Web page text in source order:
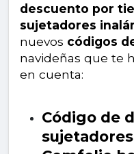
descuento por
sujetadores
nuevos códigos
navideñas que te
en cuenta:
Código de